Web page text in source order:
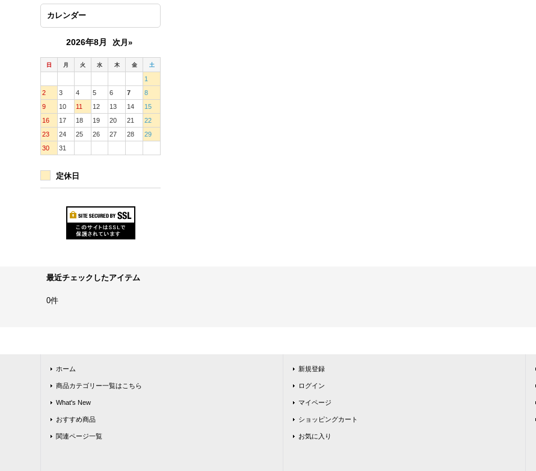
カレンダー
2026年8月 次月»
日 月 火 水 木 金 土
1
2
3 4 5 6 7
8
9
10 11 12 13 14
15
16
17 18 19 20 21
22
23
24 25 26 27 28
29
30
31
定休日
最近チェックしたアイテム
0件
ホーム
商品カテゴリー一覧はこちら
What's New
おすすめ商品
関連ページ一覧
新規登録
ログイン
マイページ
ショッピングカート
お気に入り